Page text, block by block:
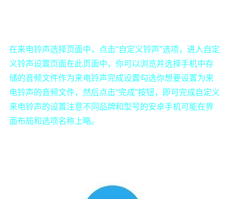
在来电铃声选择页面中，点击“自定义铃声”选项，进入自定
义铃声设置页面在此页面中，你可以浏览并选择手机中存
储的音频文件作为来电铃声完成设置勾选你想要设置为来
电铃声的音频文件，然后点击“完成”按钮，即可完成自定义
来电铃声的设置注意不同品牌和型号的安卓手机可能在界
面布局和选项名称上略。